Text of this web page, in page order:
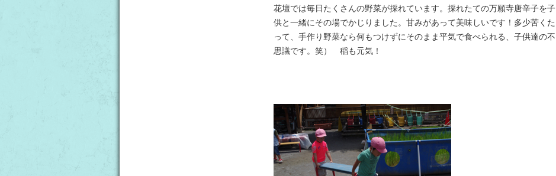
花壇では毎日たくさんの野菜が採れています。採れたての万願寺唐辛子を子
供と一緒にその場でかじりました。甘みがあって美味しいです！多少苦くた
って、手作り野菜なら何もつけずにそのまま平気で食べられる、子供達の不
思議です。笑） 稲も元気！